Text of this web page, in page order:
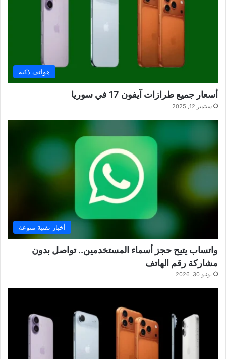
هواتف ذكية
أسعار جميع طرازات آيفون 17 في سوريا
سبتمبر 12, 2025
أخبار تقنية منوعة
واتساب يتيح حجز أسماء المستخدمين.. تواصل بدون
مشاركة رقم الهاتف
يونيو 30, 2026